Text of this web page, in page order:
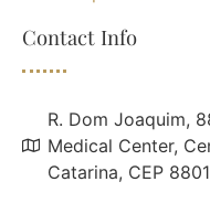
Contact Info
R. Dom Joaquim,
Medical Center,
Catarina, CEP